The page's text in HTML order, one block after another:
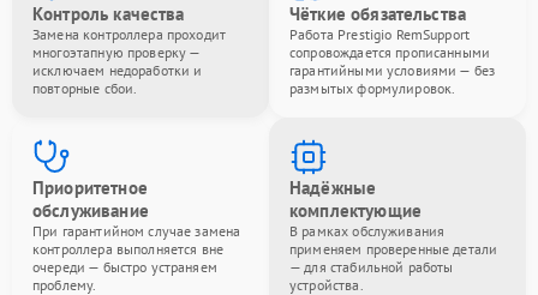
Контроль качества
Замена контроллера проходит
многоэтапную проверку —
исключаем недоработки и
повторные сбои.
Чёткие обязательства
Работа Prestigio RemSupport
сопровождается прописанными
гарантийными условиями — без
размытых формулировок.
Приоритетное
обслуживание
При гарантийном случае замена
контроллера выполняется вне
очереди — быстро устраняем
проблему.
Надёжные
комплектующие
В рамках обслуживания
применяем проверенные детали
— для стабильной работы
устройства.